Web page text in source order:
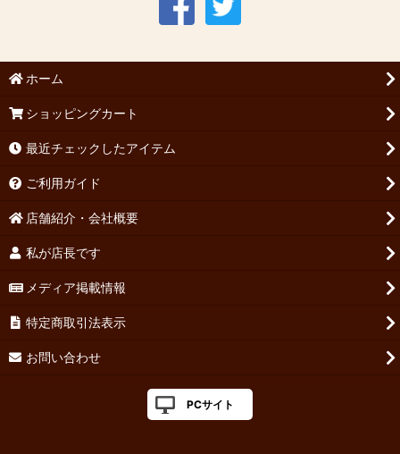
ホーム
ショッピングカート
最近チェックしたアイテム
ご利用ガイド
店舗紹介・会社概要
私が店長です
メディア掲載情報
特定商取引法表示
お問い合わせ
PCサイト